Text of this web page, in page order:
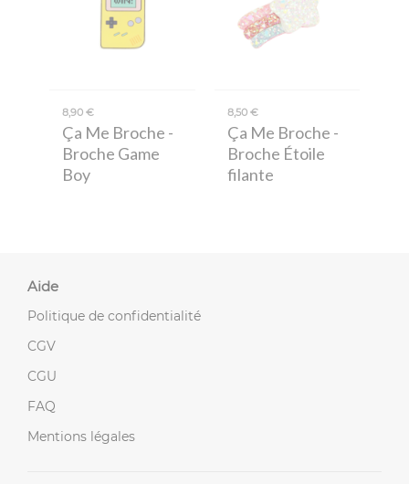
8,90 €
Ça Me Broche -
Broche Game
Boy
8,50 €
Ça Me Broche -
Broche Étoile
filante
Aide
Politique de confidentialité
CGV
CGU
FAQ
Mentions légales